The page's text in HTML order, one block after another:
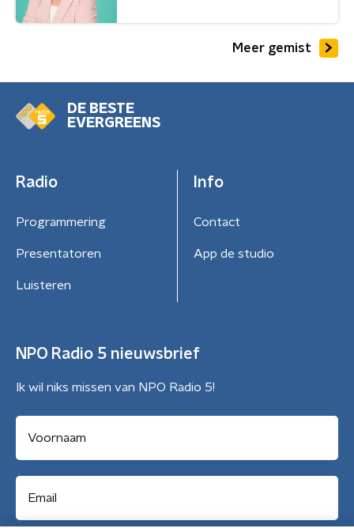
Meer gemist
DE BESTE
EVERGREENS
Radio
Programmering
Presentatoren
Luisteren
Info
Contact
App de studio
NPO Radio 5 nieuwsbrief
Ik wil niks missen van NPO Radio 5!